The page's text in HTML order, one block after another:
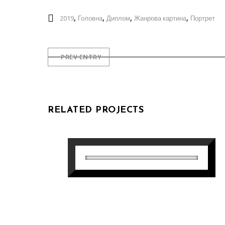
2019, Головна, Диплом, Жанрова картина, Портрет
PREV ENTRY
RELATED PROJECTS
ДИПЛОМНОЇ
РОБОТИ ЧАСІВ
ХХУ.